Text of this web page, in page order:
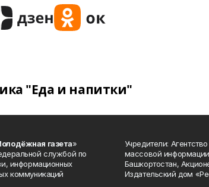
"Еда и напитки"
газета»
службой по
информационных
коммуникаций
Учредители:
массовой
Башкортостан,
Издательский дом